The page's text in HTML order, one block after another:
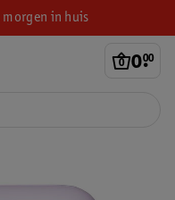
in huis
0.
00